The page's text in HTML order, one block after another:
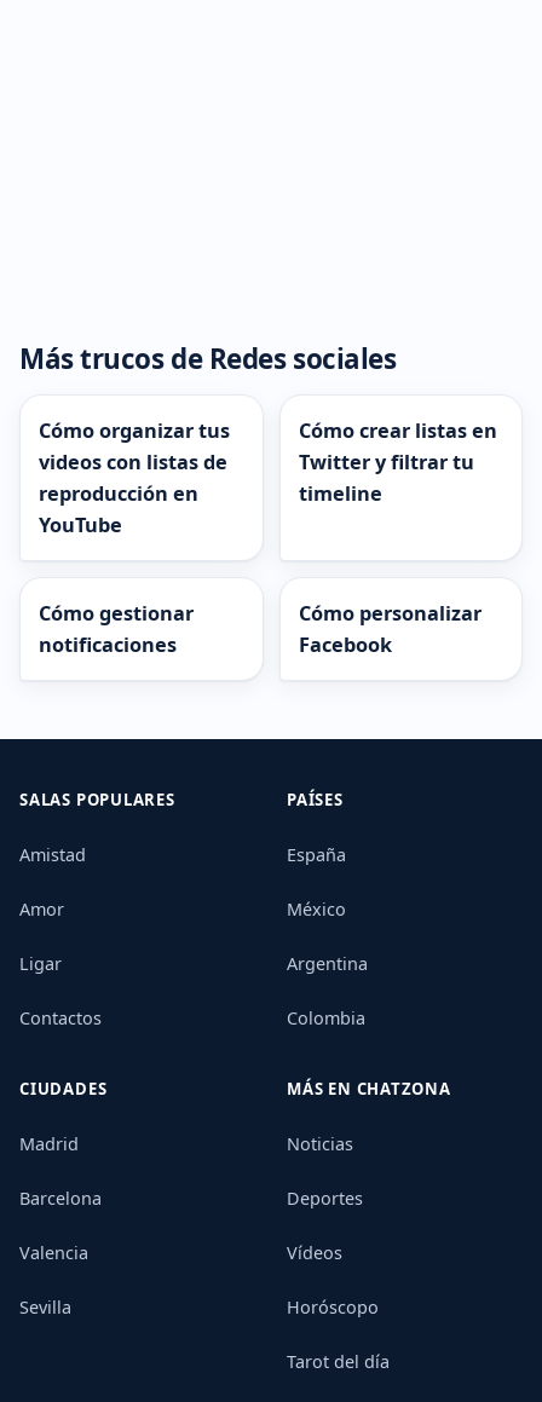
Más trucos de Redes sociales
Cómo organizar tus
videos con listas de
reproducción en
YouTube
Cómo crear listas en
Twitter y filtrar tu
timeline
Cómo gestionar
notificaciones
Cómo personalizar
Facebook
SALAS POPULARES
Amistad
Amor
Ligar
Contactos
PAÍSES
España
México
Argentina
Colombia
CIUDADES
Madrid
Barcelona
Valencia
Sevilla
MÁS EN CHATZONA
Noticias
Deportes
Vídeos
Horóscopo
Tarot del día